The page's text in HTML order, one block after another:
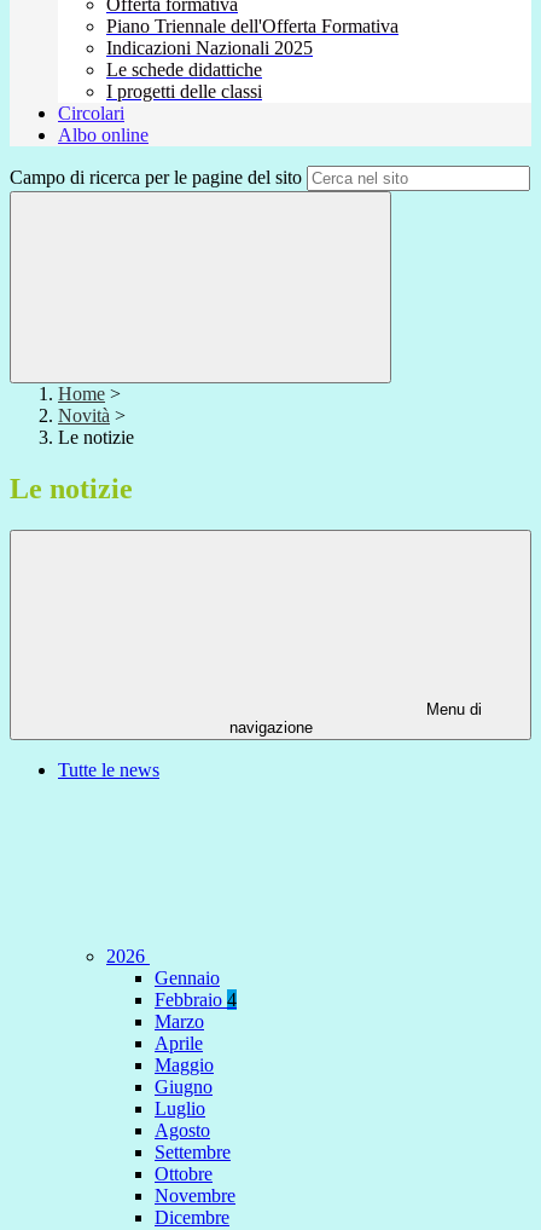
Offerta formativa
Piano Triennale dell'Offerta Formativa
Indicazioni Nazionali 2025
Le schede didattiche
I progetti delle classi
Circolari
Albo online
Campo di ricerca per le pagine del sito
Home >
Novità >
Le notizie
Le notizie
Menu di
navigazione
Tutte le news
2026
Gennaio
Febbraio 4
Marzo
Aprile
Maggio
Giugno
Luglio
Agosto
Settembre
Ottobre
Novembre
Dicembre